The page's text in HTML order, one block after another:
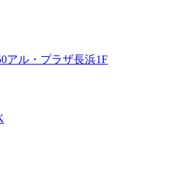
アル・プラザ長浜1F